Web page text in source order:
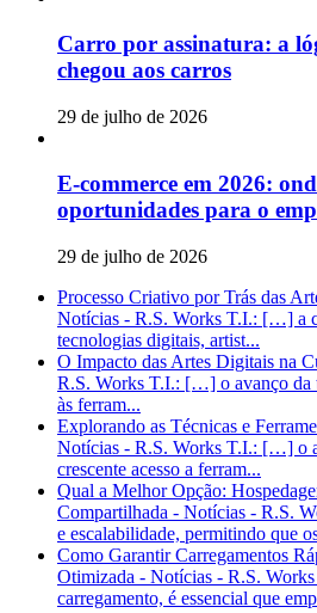
Carro por assinatura: a
chegou aos carros
29 de julho de 2026
E-commerce em 2026:
oportunidades para o
29 de julho de 2026
Processo Criativo por Trás das
Notícias - R.S. Works T.I.: […] a
tecnologias digitais, artist...
O Impacto das Artes Digitais na
R.S. Works T.I.: […] o avanço da
às ferram...
Explorando as Técnicas e
Notícias - R.S. Works T.I.: […] o
crescente acesso a ferram...
Qual a Melhor Opção:
Compartilhada - Notícias - R.S.
e escalabilidade, permitindo que
Como Garantir Carregamentos
Otimizada - Notícias - R.S.
carregamento, é essencial que